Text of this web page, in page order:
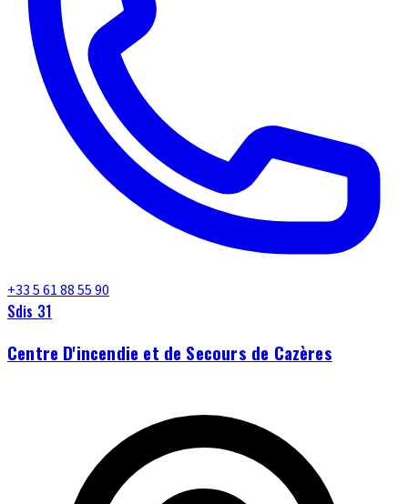
+33 5 61 88 55 90
Sdis 31
Centre D'incendie et de Secours de Cazères